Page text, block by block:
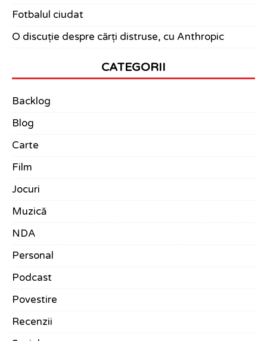
Fotbalul ciudat
O discuție despre cărți distruse, cu Anthropic
CATEGORII
Backlog
Blog
Carte
Film
Jocuri
Muzică
NDA
Personal
Podcast
Povestire
Recenzii